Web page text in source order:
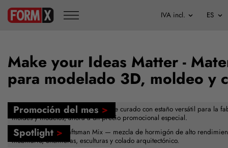
Make your Ideas Matter -
para modelado 3D, moldeo y
Promoción del mes >
FormSil 25 — caucho de silicona de curado con estaño versátil para la
moldes y modelos, ahora a un precio promocional especial.
Spotlight >
Buddy Rhodes™ Craftsman Mix — mezcla de hormigón de alto
mobiliario, encimeras, esculturas y colado arquitectónico.